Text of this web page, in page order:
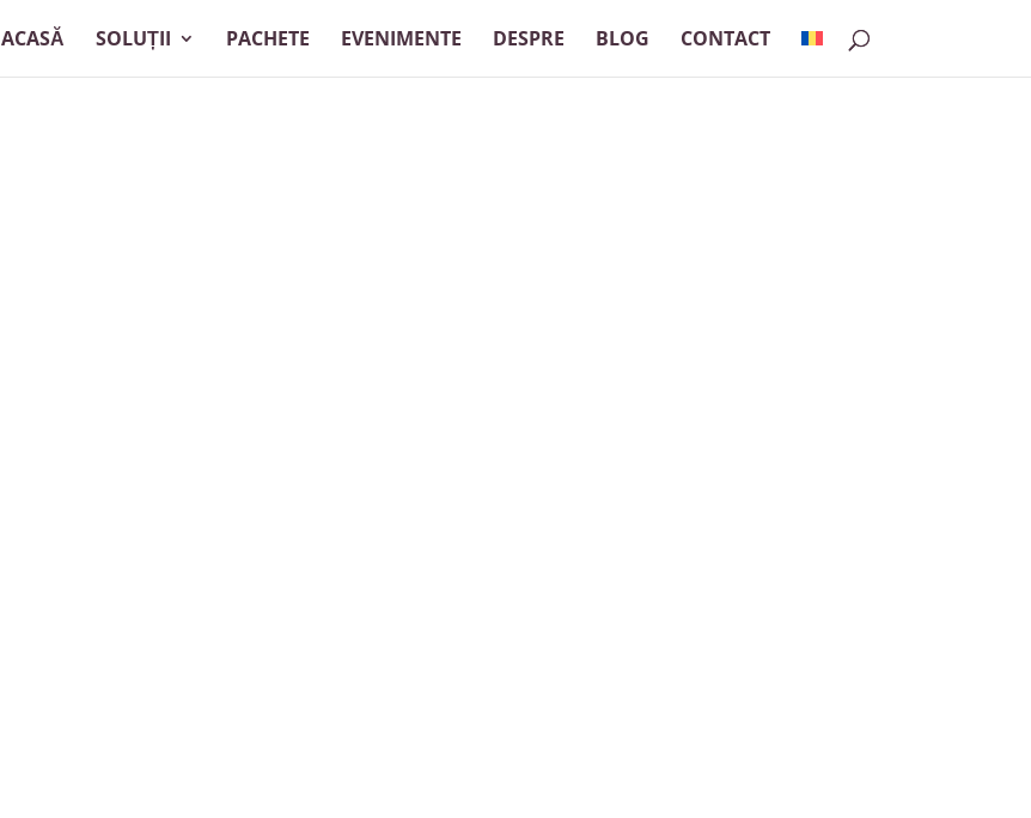
ACASĂ SOLUȚII PACHETE EVENIMENTE DESPRE BLOG CONTACT